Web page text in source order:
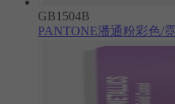
GB1504B
PANTONE潘通粉彩色/